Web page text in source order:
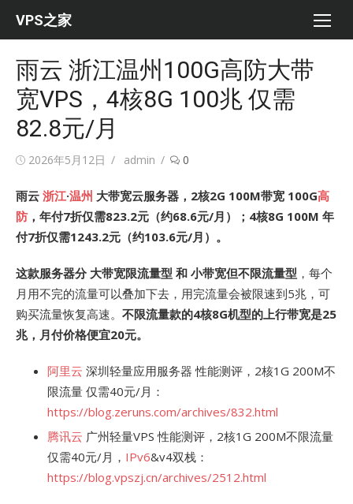
VPS之家
雨云 浙江温州100G高防大带
宽VPS，4核8G 100兆 仅需
82.8元/月
Posted
2026年5月12日 Author
admin 0
雨云 浙江·温州 大带宽云服务器，2核2G 100M带宽 100G高
防 ，年付7折仅需823.2元（约68.6元/月）；4核8G 100M 年
付7折仅需1243.2元（约103.6元/月）。
这款服务器分 大带宽限流量型 和 小带宽但不限流量型 ，每个
月用不完的流量可以叠加下去，用完流量会被限速到5兆，可
购买流量恢复高速。 不限流量款的4核8G机型的上行带宽是25
兆，月付价格便宜20元。
阿里云 深圳轻量应用服务器 性能测评，2核1G 200M不
限流量 仅需40元/月：
https://blog.zeruns.com/archives/832.html
腾讯云 广州轻量VPS 性能测评，2核1G 200M不限流量
仅需40元/月， IPv6&v4双栈：
https://blog.vpszj.cn/archives/2512.html